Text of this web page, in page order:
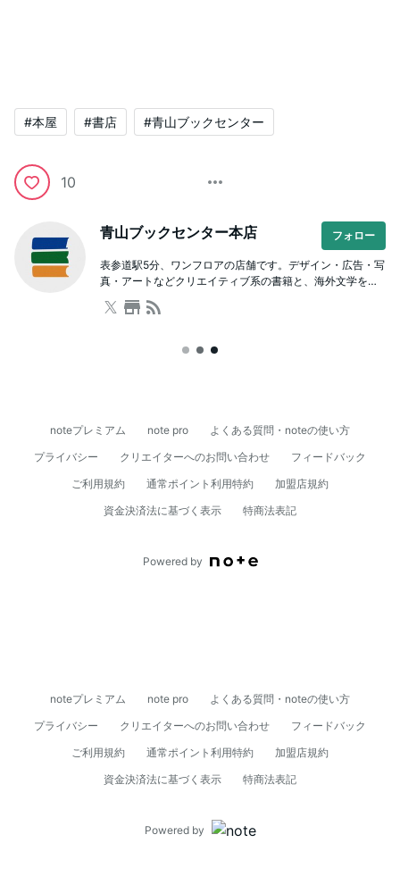
#本屋 #書店 #青山ブックセンター
10
青山ブックセンター本店 フォロー
表参道駅5分、ワンフロアの店舗です。デザイン・広告・写
真・アートなどクリエイティブ系の書籍と、海外文学をは
じめとした文芸や人文書が充実。本を通じた学び場として
のスクールも併設しており、著者を招いたイベントも開催
noteプレミアム note pro
よくある質問・noteの使い方
プライバシー
クリエイターへのお問い合わせ
フィードバック
ご利用規約
通常ポイント利用特約
加盟店規約
資⾦決済法に基づく表⽰
特商法表記
Powered by
noteプレミアム note pro
よくある質問・noteの使い方
プライバシー
クリエイターへのお問い合わせ
フィードバック
ご利用規約
通常ポイント利用特約
加盟店規約
資⾦決済法に基づく表⽰
特商法表記
Powered by